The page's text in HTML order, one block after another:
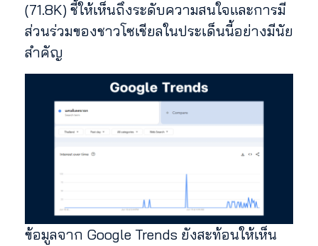
(71.8K) ชี้ให้เห็นถึงระดับความสนใจและการมี
ส่วนร่วมของชาวโซเชียลในประเด็นนี้อย่างมีนัย
สำคัญ
ข้อมูลจาก Google Trends ยังสะท้อนให้เห็น